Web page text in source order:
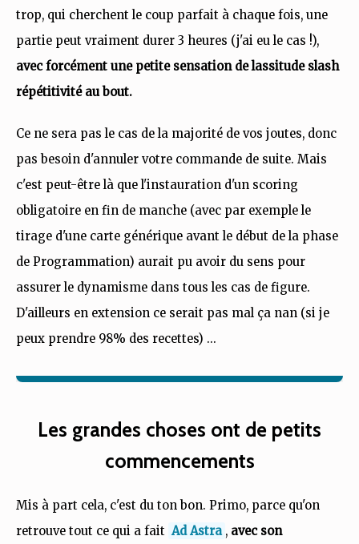
trop, qui cherchent le coup parfait à chaque fois, une
partie peut vraiment durer 3 heures (j'ai eu le cas !),
avec forcément une petite sensation de lassitude slash
répétitivité au bout.
Ce ne sera pas le cas de la majorité de vos joutes, donc
pas besoin d'annuler votre commande de suite. Mais
c'est peut-être là que l'instauration d'un scoring
obligatoire en fin de manche (avec par exemple le
tirage d'une carte générique avant le début de la phase
de Programmation) aurait pu avoir du sens pour
assurer le dynamisme dans tous les cas de figure.
D'ailleurs en extension ce serait pas mal ça nan (si je
peux prendre 98% des recettes) ...
Les grandes choses ont de petits
commencements
Mis à part cela, c'est du ton bon. Primo, parce qu'on
retrouve tout ce qui a fait Ad Astra , avec son